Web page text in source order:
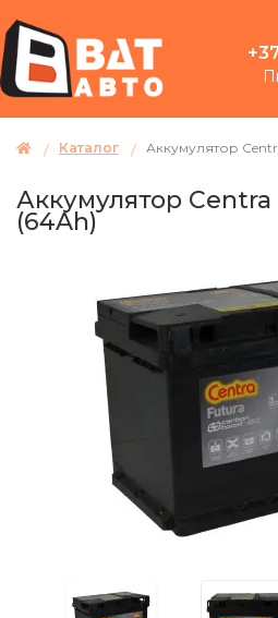
Каталог Аккумулятор
Аккумулятор
(64Ah)